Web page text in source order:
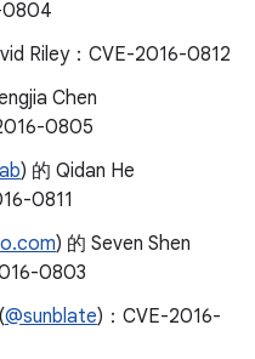
0804
Riley：CVE-2016-0812
Chen
0805
) 的 Qidan He
0811
) 的 Seven Shen
0803
@sunblate)：CVE-2016-